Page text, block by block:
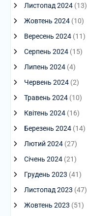
Листопад 2024(13)
Жовтень 2024(10)
Вересень 2024(11)
Серпень 2024(15)
Липень 2024(4)
Червень 2024(2)
Травень 2024(10)
Квітень 2024(16)
Березень 2024(14)
Лютий 2024(27)
Січень 2024(21)
Грудень 2023 (41)
Листопад 2023 (47)
Жовтень 2023 (51)